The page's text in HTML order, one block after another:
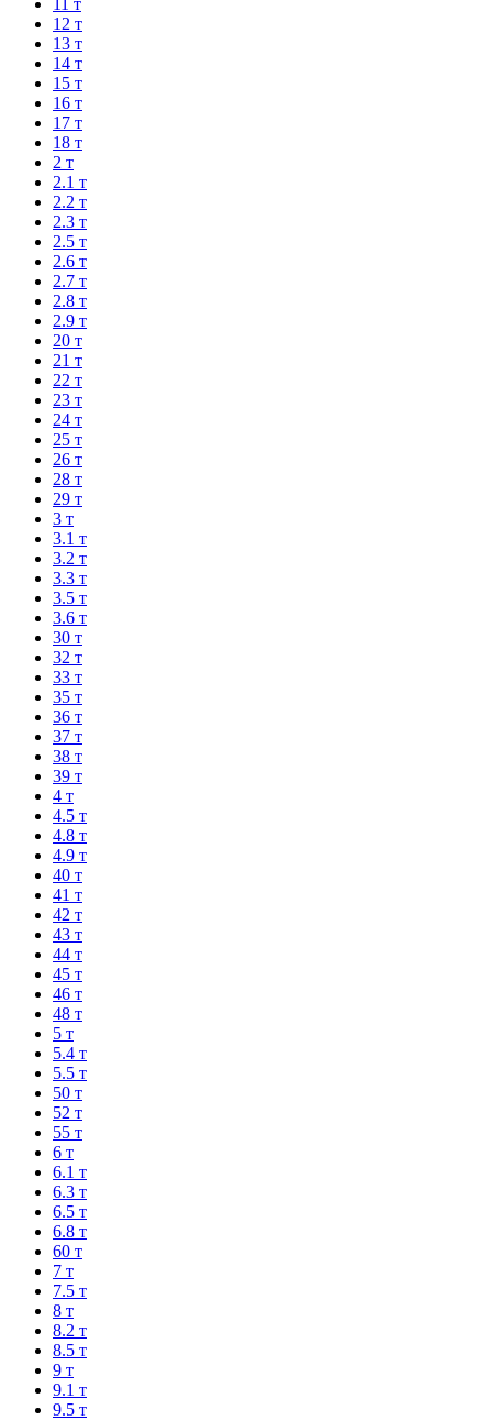
11 т
12 т
13 т
14 т
15 т
16 т
17 т
18 т
2 т
2.1 т
2.2 т
2.3 т
2.5 т
2.6 т
2.7 т
2.8 т
2.9 т
20 т
21 т
22 т
23 т
24 т
25 т
26 т
28 т
29 т
3 т
3.1 т
3.2 т
3.3 т
3.5 т
3.6 т
30 т
32 т
33 т
35 т
36 т
37 т
38 т
39 т
4 т
4.5 т
4.8 т
4.9 т
40 т
41 т
42 т
43 т
44 т
45 т
46 т
48 т
5 т
5.4 т
5.5 т
50 т
52 т
55 т
6 т
6.1 т
6.3 т
6.5 т
6.8 т
60 т
7 т
7.5 т
8 т
8.2 т
8.5 т
9 т
9.1 т
9.5 т